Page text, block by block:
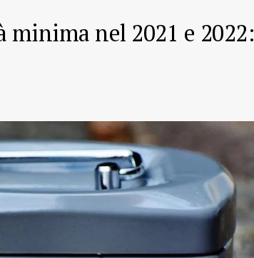
minima nel 2021 e 2022: